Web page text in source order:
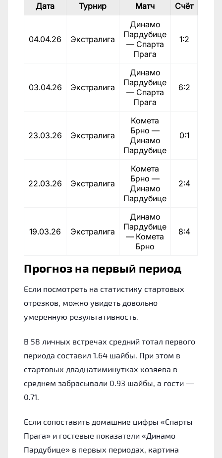
Дата Турнир Матч Счёт
04.04.26 Экстралига
Динамо
Пардубице
— Спарта
Прага
1:2
03.04.26 Экстралига
Динамо
Пардубице
— Спарта
Прага
6:2
23.03.26 Экстралига
Комета
Брно —
Динамо
Пардубице
0:1
22.03.26 Экстралига
Комета
Брно —
Динамо
Пардубице
2:4
19.03.26 Экстралига
Динамо
Пардубице
— Комета
Брно
8:4
Прогноз на первый период
Если посмотреть на статистику стартовых
отрезков, можно увидеть довольно
умеренную результативность.
В 58 личных встречах средний тотал первого
периода составил 1.64 шайбы. При этом в
стартовых двадцатиминутках хозяева в
среднем забрасывали 0.93 шайбы, а гости —
0.71.
Если сопоставить домашние цифры «Спарты
Прага» и гостевые показатели «Динамо
Пардубице» в первых периодах, картина